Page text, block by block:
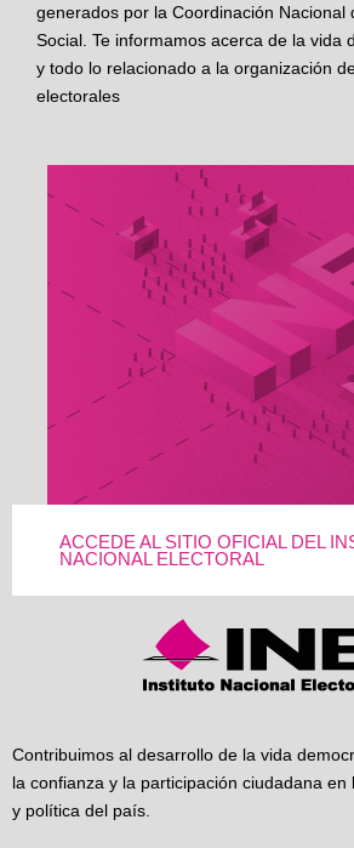
generados por la Coordinación Nacional
Social. Te informamos acerca de la vida
y todo lo relacionado a la organización
electorales
ACCEDE AL SITIO OFICIAL DEL
NACIONAL ELECTORAL
Contribuimos al desarrollo de la vida
la confianza y la participación ciudadana en
y política del país.